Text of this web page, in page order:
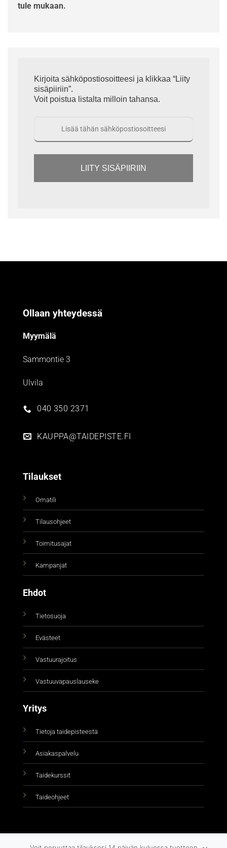
tule mukaan.
Kirjoita sähköpostiosoitteesi ja klikkaa “Liity
sisäpiiriin”.
Voit poistua listalta milloin tahansa.
LIITY SISÄPIIRIIN
Ollaan yhteydessä
Myymälä
Sammontie 3
Ulvila
040 350 2371
KAUPPA@TAIDEPISTE.FI
Tilaukset
Omatili
Tilausohjeet
Toimitusajat
Kampanjat
Ehdot
Tietosuoja
Evästeet
Vastuurajoitus
Vastuuvapauslauseke
Yritys
Tietoja taidepisteestä
Asiakaspalvelu
Taidekurssit
Taideohjeet